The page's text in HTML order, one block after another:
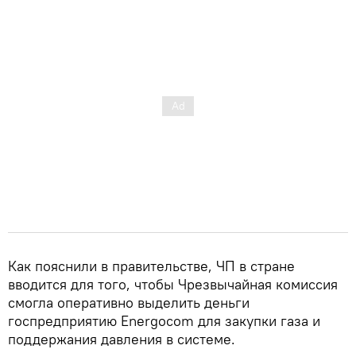
Как пояснили в правительстве, ЧП в стране
вводится для того, чтобы Чрезвычайная комиссия
смогла оперативно выделить деньги
госпредприятию Energocom для закупки газа и
поддержания давления в системе.